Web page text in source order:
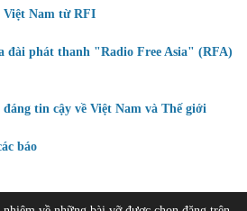
Việt Nam từ RFI
đài phát thanh "Radio Free Asia" (RFA)
tin cậy về Việt Nam và Thế giới
báo